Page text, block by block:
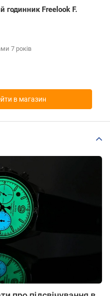
годинник Freelook F.
7 років
в магазин